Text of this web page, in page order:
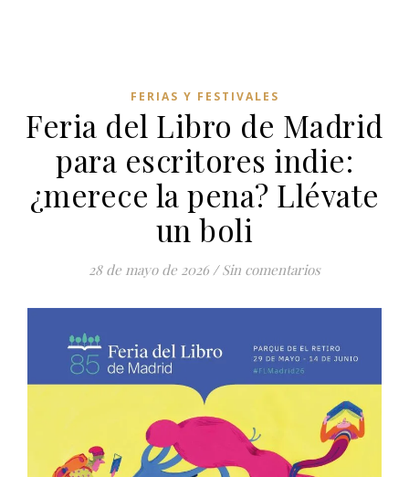
FERIAS Y FESTIVALES
Feria del Libro de Madrid
para escritores indie:
¿merece la pena? Llévate
un boli
28 de mayo de 2026 / Sin comentarios